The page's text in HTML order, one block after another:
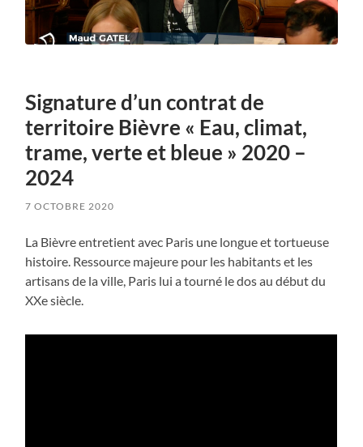
Signature d’un contrat de
territoire Bièvre « Eau, climat,
trame, verte et bleue » 2020 –
2024
7 OCTOBRE 2020
La Bièvre entretient avec Paris une longue et tortueuse
histoire. Ressource majeure pour les habitants et les
artisans de la ville, Paris lui a tourné le dos au début du
XXe siècle.